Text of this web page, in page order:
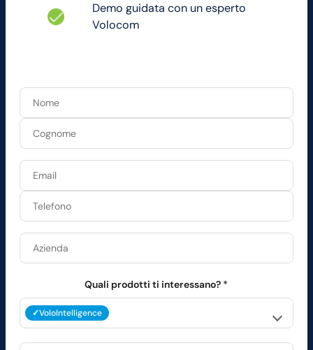
Demo guidata con un esperto
Volocom
Quali prodotti ti interessano? *
VoloIntelligence